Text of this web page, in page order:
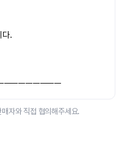
다.
ㅡㅡㅡㅡㅡㅡㅡㅡ
자와 직접 협의해주세요.